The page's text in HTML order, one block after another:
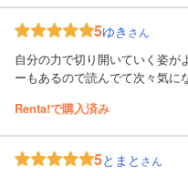
5ゆき さん
自分の力で切り開いていく姿が
ーもあるので読んでて次々気に
Renta!で購入済み
5とまと さん